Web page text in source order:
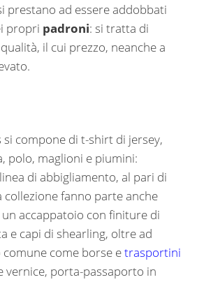
prestano ad essere addobbati
propri padroni: si tratta di
il cui prezzo, neanche a
si compone di t-shirt di jersey,
polo, maglioni e piumini:
di abbigliamento, al pari di
collezione fanno parte anche
accappatoio con finiture di
e capi di shearling, oltre ad
come borse etrasportini
vernice, porta-passaporto in